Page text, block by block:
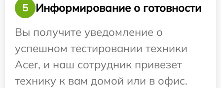
5
Информирование о готовности
Вы получите уведомление о
успешном тестировании техники
Acer, и наш сотрудник привезет
технику к вам домой или в офис.